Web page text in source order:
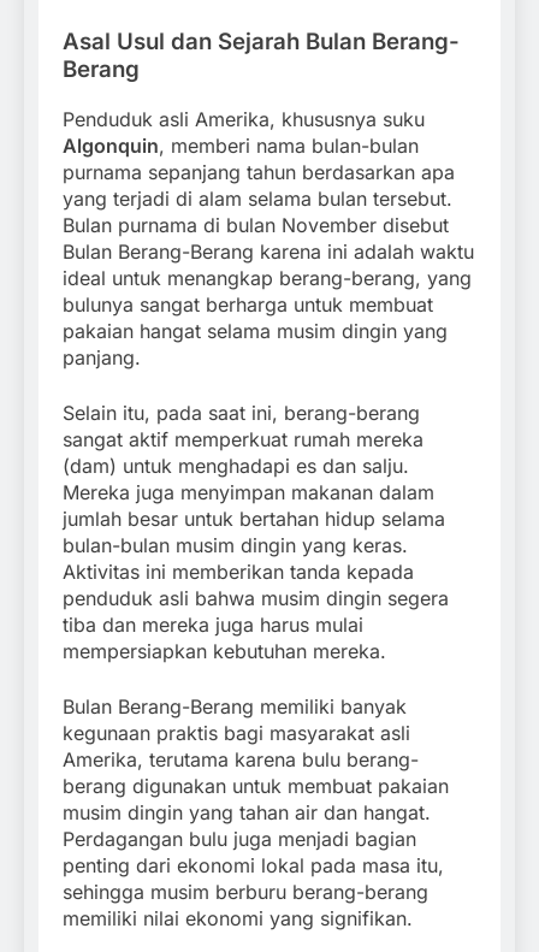
Asal Usul dan Sejarah Bulan Berang-
Berang
Penduduk asli Amerika, khususnya suku
Algonquin, memberi nama bulan-bulan
purnama sepanjang tahun berdasarkan apa
yang terjadi di alam selama bulan tersebut.
Bulan purnama di bulan November disebut
Bulan Berang-Berang karena ini adalah waktu
ideal untuk menangkap berang-berang, yang
bulunya sangat berharga untuk membuat
pakaian hangat selama musim dingin yang
panjang.
Selain itu, pada saat ini, berang-berang
sangat aktif memperkuat rumah mereka
(dam) untuk menghadapi es dan salju.
Mereka juga menyimpan makanan dalam
jumlah besar untuk bertahan hidup selama
bulan-bulan musim dingin yang keras.
Aktivitas ini memberikan tanda kepada
penduduk asli bahwa musim dingin segera
tiba dan mereka juga harus mulai
mempersiapkan kebutuhan mereka.
Bulan Berang-Berang memiliki banyak
kegunaan praktis bagi masyarakat asli
Amerika, terutama karena bulu berang-
berang digunakan untuk membuat pakaian
musim dingin yang tahan air dan hangat.
Perdagangan bulu juga menjadi bagian
penting dari ekonomi lokal pada masa itu,
sehingga musim berburu berang-berang
memiliki nilai ekonomi yang signifikan.